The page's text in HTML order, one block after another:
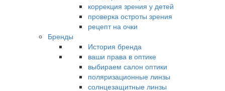
коррекция зрения у детей
проверка остроты зрения
рецепт на очки
Бренды
История бренда
ваши права в оптике
выбираем салон оптики
поляризационные линзы
солнцезащитные линзы